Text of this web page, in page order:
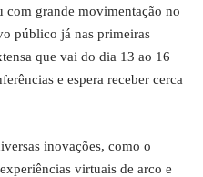
grande movimentação no
público já nas primeiras
que vai do dia 13 ao 16
e espera receber cerca
inovações, como o
virtuais de arco e